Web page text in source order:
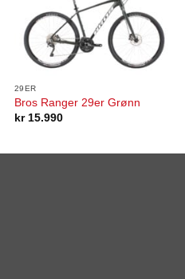
29ER
Bros Ranger 29er Grønn
kr15.990